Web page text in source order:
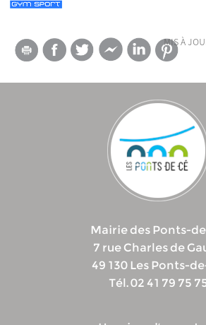
mis à
Mairie des Ponts-
7 rue Charles de
49 130 Les Ponts-
Tél. 02 41 79 75